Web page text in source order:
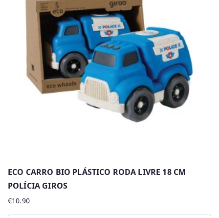
ECO CARRO BIO PLÁSTICO RODA LIVRE 18 CM
POLÍCIA GIROS
€10.90